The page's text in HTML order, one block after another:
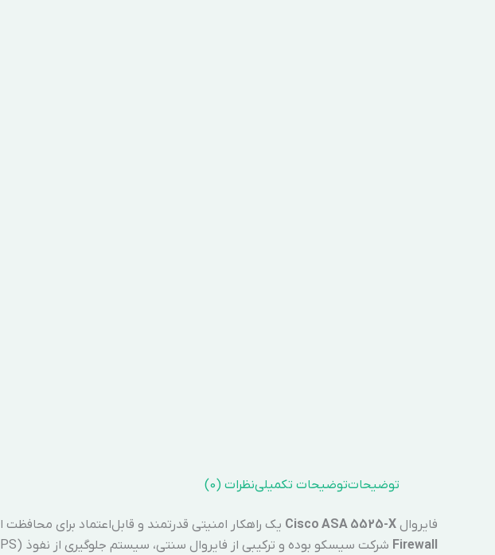
توضیحاتتوضیحات تکمیلینظرات (0)
فایروال Cisco ASA 5525-X یک راهکار امنیتی قدرتمند و قابل‌اعتماد برای
Firewall شرکت سیسکو بوده و ترکیبی از فایروال سنتی، سیستم جلوگیری از نفوذ (IPS)، کنترل اپلیکیشن، فیلتر URL، و سرویس‌های پیشرفته دیگر را در یک پلتفرم یکپارچه ارائه می‌دهد.